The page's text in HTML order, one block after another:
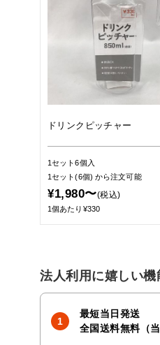
ドリンクピッチャー
1セット6個入
1セット(6個) から注文可能
¥1,980〜(税込)
1個あたり¥330
法人利用に嬉しい機
最短当日発送
全国送料無料（